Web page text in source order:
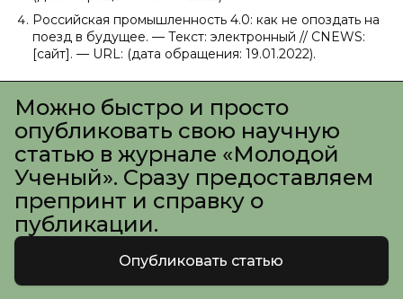
Российская промышленность 4.0: как не опоздать на
поезд в будущее. — Текст: электронный // CNEWS:
[сайт]. — URL: (дата обращения: 19.01.2022).
Можно быстро и просто
опубликовать свою научную
статью в журнале «Молодой
Ученый». Сразу предоставляем
препринт и справку о
публикации.
Опубликовать статью